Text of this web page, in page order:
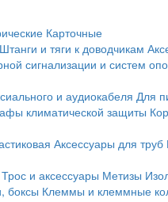
Карточные
Штанги и тяги к доводчикам
сигнализации и систем
и аудиокабеля Для
климатической защиты
Аксессуары для труб
Трос и аксессуары Метизы
боксы Клеммы и клеммные